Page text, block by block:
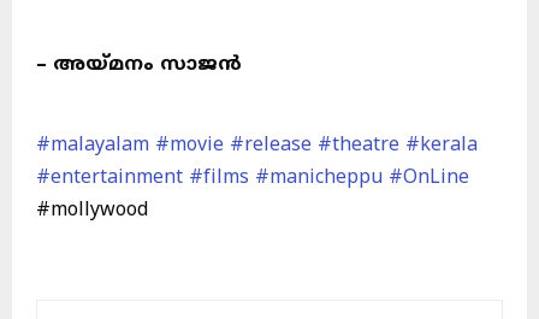
– അയ്മനം സാജൻ
#malayalam #movie #release #theatre #kerala
#entertainment #films #manicheppu #OnLine
#mollywood